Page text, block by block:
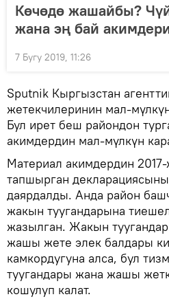
Көчөдө жашайбы?
жана эң бай
7 Бугу 2019, 11:26
Sputnik Кыргызстан
жетекчилеринин мал-
Бул ирет беш райондон
акимдердин мал-мүлкүн
Материал акимдердин
тапшырган
даярдалды. Анда район
жакын туугандарына
жазылган. Жакын
жашы жете элек балдары
камкордугуна алса, бул
туугандары жана жашы
кошулуп калат.